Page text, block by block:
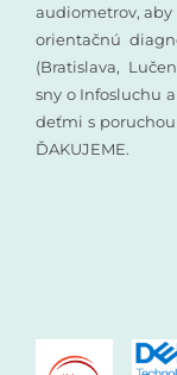
audiometrov,
orientačnú
(Bratislava,
sny o Infosluchu
deťmi s
ĎAKUJEME.